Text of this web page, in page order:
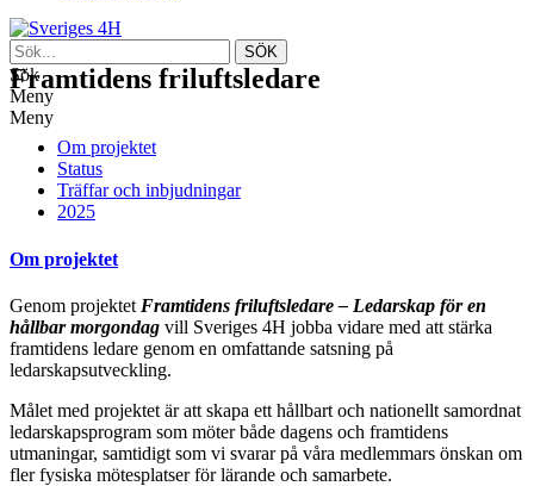
Sök
Meny
Meny
Framtidens friluftsledare
Om projektet
Status
Träffar och inbjudningar
2025
Om projektet
Genom projektet Framtidens friluftsledare – Ledarskap för en
hållbar morgondag vill Sveriges 4H jobba vidare med att stärka
framtidens ledare genom en omfattande satsning på
ledarskapsutveckling.
Målet med projektet är att skapa ett hållbart och nationellt samordnat
ledarskapsprogram som möter både dagens och framtidens
utmaningar, samtidigt som vi svarar på våra medlemmars önskan om
fler fysiska mötesplatser för lärande och samarbete.